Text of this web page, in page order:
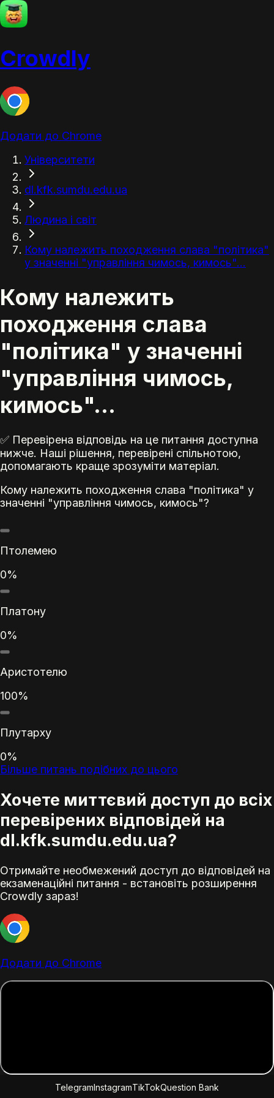
Crowdly
Додати до Chrome
Університети
dl.kfk.sumdu.edu.ua
Людина і світ
Кому належить походження слава "політика"
у значенні "управління чимось, кимось"...
Кому належить
походження слава
"політика" у значенні
"управління чимось,
кимось"...
✅ Перевірена відповідь на це питання доступна
нижче. Наші рішення, перевірені спільнотою,
допомагають краще зрозуміти матеріал.
Кому належить походження слава "політика" у
значенні "управління чимось, кимось"?
Птолемею
0%
Платону
0%
Аристотелю
100%
Плутарху
0%
Більше питань подібних до цього
Хочете миттєвий доступ до всіх
перевірених відповідей на
dl.kfk.sumdu.edu.ua?
Отримайте необмежений доступ до відповідей на
екзаменаційні питання - встановіть розширення
Crowdly зараз!
Додати до Chrome
TelegramInstagramTikTokQuestion Bank